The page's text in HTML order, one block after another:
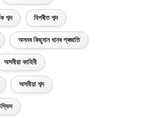
শব্দ বিপৰীত শব্দ
অসমৰ কিছুমান ধানৰ প্ৰজাতি
অসমীয়া কাহিনী
অসমীয়া শব্দ